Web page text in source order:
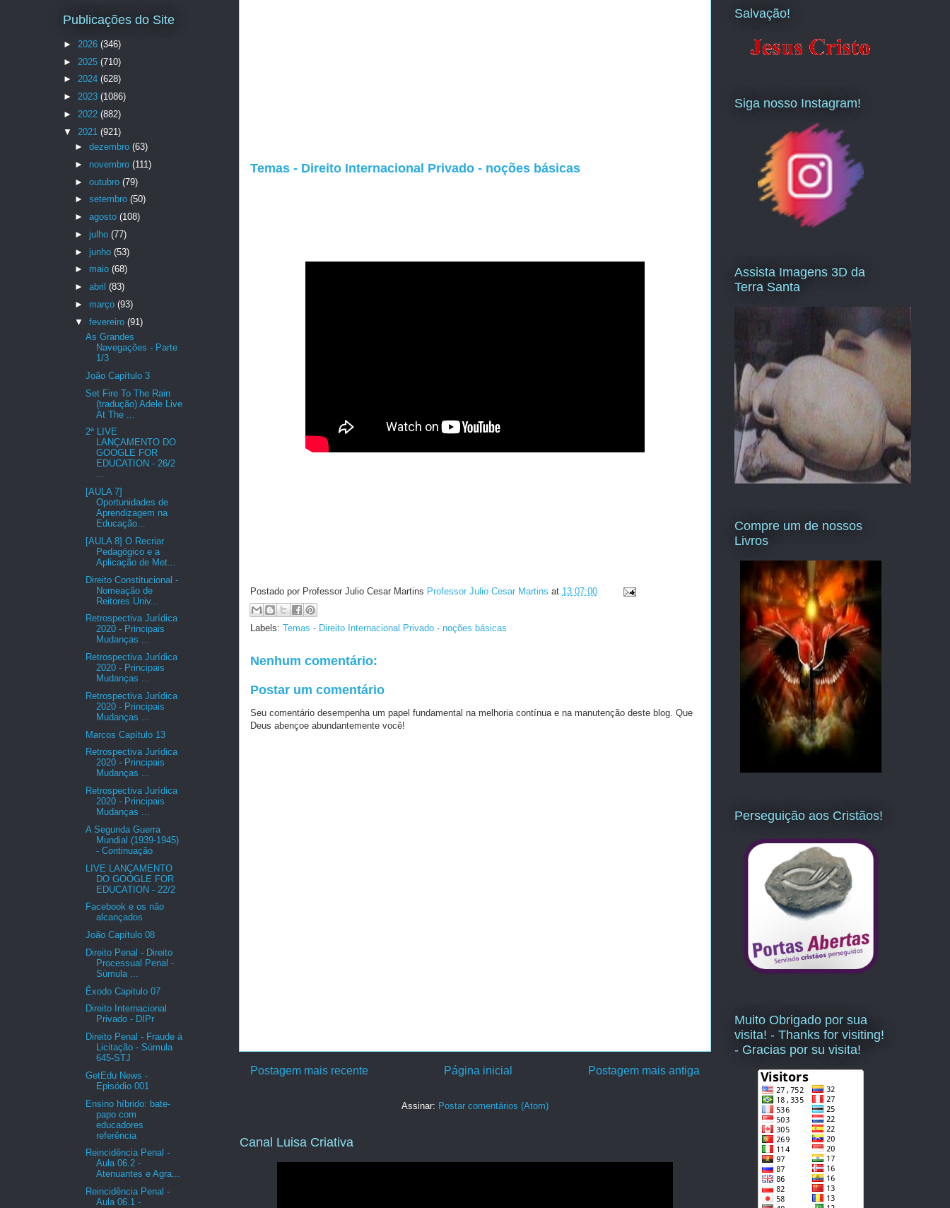
Temas - Direito Internacional Privado - noções básicas
Postado por Professor Julio Cesar Martins Professor Julio Cesar Martins at 13:07:00
Labels: Temas - Direito Internacional Privado - noções básicas
Nenhum comentário:
Postar um comentário
Seu comentário desempenha um papel fundamental na melhoria contínua e na manutenção deste blog. Que
Deus abençoe abundantemente você!
Postagem mais recente Postagem mais antiga
Página inicial
Assinar: Postar comentários (Atom)
Canal Luisa Criativa
Publicações do Site
► 2026 (346)
► 2025 (710)
► 2024 (628)
► 2023 (1086)
► 2022 (882)
▼ 2021 (921)
► dezembro (63)
► novembro (111)
► outubro (79)
► setembro (50)
► agosto (108)
► julho (77)
► junho (53)
► maio (68)
► abril (83)
► março (93)
▼ fevereiro (91)
As Grandes
Navegações - Parte
1/3
João Capítulo 3
Set Fire To The Rain
(tradução) Adele Live
At The ...
2ª LIVE
LANÇAMENTO DO
GOOGLE FOR
EDUCATION - 26/2
...
[AULA 7]
Oportunidades de
Aprendizagem na
Educação...
[AULA 8] O Recriar
Pedagógico e a
Aplicação de Met...
Direito Constitucional -
Nomeação de
Reitores Univ...
Retrospectiva Jurídica
2020 - Principais
Mudanças ...
Retrospectiva Jurídica
2020 - Principais
Mudanças ...
Retrospectiva Jurídica
2020 - Principais
Mudanças ...
Marcos Capítulo 13
Retrospectiva Jurídica
2020 - Principais
Mudanças ...
Retrospectiva Jurídica
2020 - Principais
Mudanças ...
A Segunda Guerra
Mundial (1939-1945)
- Continuação
LIVE LANÇAMENTO
DO GOOGLE FOR
EDUCATION - 22/2
Facebook e os não
alcançados
João Capítulo 08
Direito Penal - Direito
Processual Penal -
Súmula ...
Êxodo Capitulo 07
Direito Internacional
Privado - DIPr
Direito Penal - Fraude à
Licitação - Súmula
645-STJ
GetEdu News -
Episódio 001
Ensino híbrido: bate-
papo com
educadores
referência
Reincidência Penal -
Aula 06.2 -
Atenuantes e Agra...
Reincidência Penal -
Aula 06.1 -
Salvação!
Siga nosso Instagram!
Assista Imagens 3D da
Terra Santa
Compre um de nossos
Livros
Perseguição aos Cristãos!
Muito Obrigado por sua
visita! - Thanks for visiting!
- Gracias por su visita!